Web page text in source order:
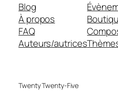
Blog
À propos
FAQ
Auteurs/autrices
Twenty Twenty-Five